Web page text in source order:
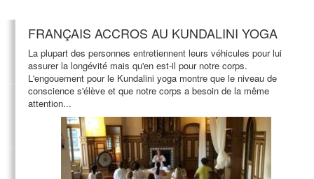
FRANÇAIS ACCROS AU KUNDALINI YOGA
La plupart des personnes entretiennent leurs véhicules pour lui
assurer la longévité mais qu'en est-il pour notre corps.
L'engouement pour le Kundalini yoga montre que le niveau de
conscience s'élève et que notre corps a besoin de la même
attention...